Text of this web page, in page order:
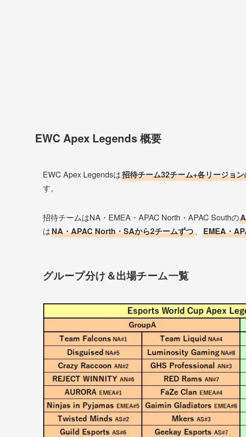
EWC Apex Legends 概要
EWC Apex Legendsは招待チーム32チーム+各リージョ
す。
招待チームはNA・EMEA・APAC North・APAC Southの
はNA・APAC North・SAから2チームずつ、 EMEA・
グループ分け＆出場チーム一覧